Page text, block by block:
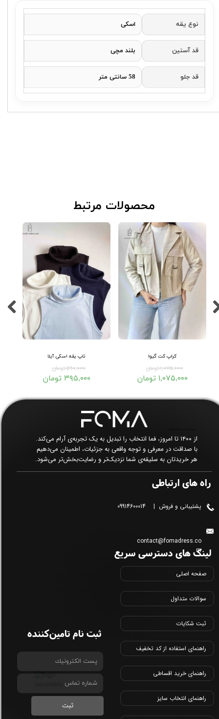
نوع یقه اسکی
قد آستین بلند مچی
قد جلو 58 سانتی متر
تاپ یقه اسکی آیلا
۵۹۰,۰۰۰ تومان
۳۹۵,۰۰۰ تومان
کراپ کت گیوا
۱,۰۷۵,۰۰۰ تومان
۱,۰۷۵,۰۰۰ تومان
​محصولات مرتبط
راه های ارتباطی
پشتیبانی و فروش | 09914600014
contact@fomadress.co
m
لینک های دسترسی سریع
صفحه اصلی
سوالات متداول
ثبت شکایات
راهنمای استفاده از کد تخفیف
راهنمای خرید اقساطی
راهنمای انتخاب سایز
از ۱۴۰۰ تا امروز، فما انتخاب را تبدیل به یک تجربه‌ی آرام می‌کند.
با صداقت در معرفی و توجه واقعی به جزئیات، اطمینان می‌دهیم
هر خریدتان به سلیقه‌ی شما نزدیک‌تر و رضایت‌بخش‌تر می‌شود.
ثبت
ثبت نام تامین‌کننده